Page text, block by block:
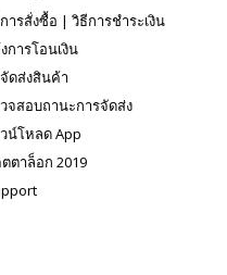
ารสั่งซื้อ | วิธีการชำระเงิน
การโอนเงิน
ดส่งสินค้า
จสอบถานะการจัดส่ง
น์โหลด App
ตาล็อก 2019